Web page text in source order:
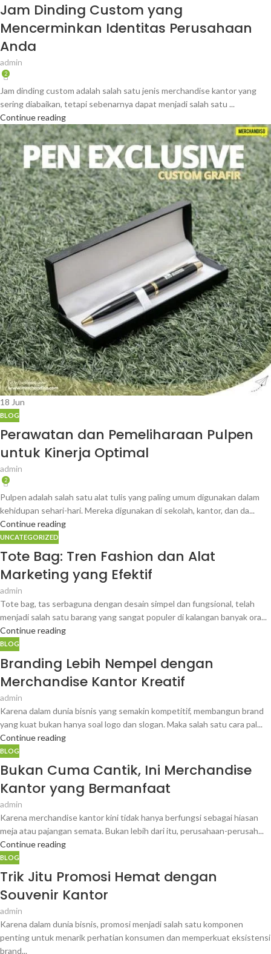
Jam Dinding Custom yang
Mencerminkan Identitas Perusahaan
Anda
admin
2
Jam dinding custom adalah salah satu jenis merchandise kantor yang
sering diabaikan, tetapi sebenarnya dapat menjadi salah satu ...
Continue reading
18 Jun
BLOG
Perawatan dan Pemeliharaan Pulpen
untuk Kinerja Optimal
admin
2
Pulpen adalah salah satu alat tulis yang paling umum digunakan dalam
kehidupan sehari-hari. Mereka digunakan di sekolah, kantor, dan da...
Continue reading
UNCATEGORIZED
Tote Bag: Tren Fashion dan Alat
Marketing yang Efektif
admin
Tote bag, tas serbaguna dengan desain simpel dan fungsional, telah
menjadi salah satu barang yang sangat populer di kalangan banyak ora...
Continue reading
BLOG
Branding Lebih Nempel dengan
Merchandise Kantor Kreatif
admin
Karena dalam dunia bisnis yang semakin kompetitif, membangun brand
yang kuat bukan hanya soal logo dan slogan. Maka salah satu cara pal...
Continue reading
BLOG
Bukan Cuma Cantik, Ini Merchandise
Kantor yang Bermanfaat
admin
Karena merchandise kantor kini tidak hanya berfungsi sebagai hiasan
meja atau pajangan semata. Bukan lebih dari itu, perusahaan-perusah...
Continue reading
BLOG
Trik Jitu Promosi Hemat dengan
Souvenir Kantor
admin
Karena dalam dunia bisnis, promosi menjadi salah satu komponen
penting untuk menarik perhatian konsumen dan memperkuat eksistensi
brand...